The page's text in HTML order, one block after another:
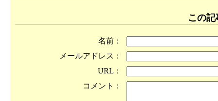
この
名前：
メールアドレス：
URL：
コメント：